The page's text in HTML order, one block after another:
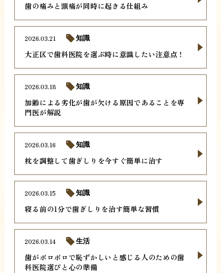
歯の痛みと頭痛が同時に起きる仕組み
大正区で歯科医院を選ぶ時に意識したい注意点！
2026.03.21 知識
加齢による劣化が歯が欠ける原因であることを専
門医が解説
2026.03.18 知識
枕を調整して歯ぎしりを今すぐ簡単に治す
2026.03.16 知識
寝る前の1分で歯ぎしりを治す簡単な習慣
2026.03.15 知識
歯がボロボロで恥ずかしいと感じる人のための歯
科医院選びと心の準備
2026.03.14 生活